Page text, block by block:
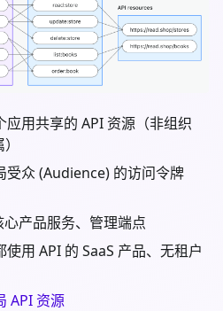
应用共享的 API 资源（非组织
受众 (Audience) 的访问令牌
心产品服务、管理端点
使用 API 的 SaaS 产品、无租户
API 资源